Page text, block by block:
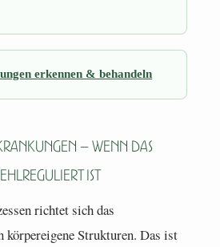
erkennen & behandeln
– wenn das
ist
richtet sich das
körpereigene Strukturen. Das ist